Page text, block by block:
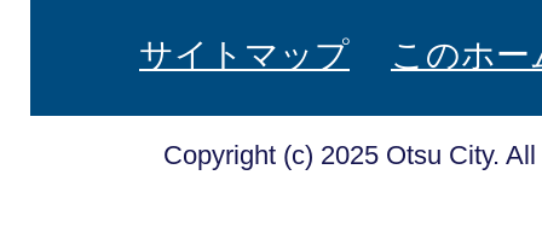
サイトマップ このホ
Copyright (c) 2025 Otsu City.